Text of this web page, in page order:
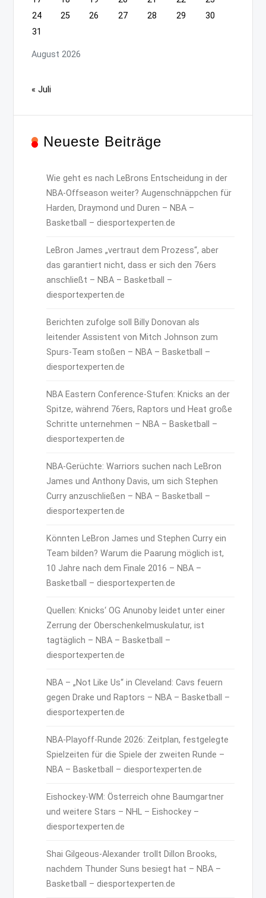
August 2026
24
25 26 27 28 29
30
31
« Juli
Neueste Beiträge
Wie geht es nach LeBrons Entscheidung in der
NBA-Offseason weiter? Augenschnäppchen für
Harden, Draymond und Duren – NBA –
Basketball – diesportexperten.de
LeBron James „vertraut dem Prozess“, aber
das garantiert nicht, dass er sich den 76ers
anschließt – NBA – Basketball –
diesportexperten.de
Berichten zufolge soll Billy Donovan als
leitender Assistent von Mitch Johnson zum
Spurs-Team stoßen – NBA – Basketball –
diesportexperten.de
NBA Eastern Conference-Stufen: Knicks an der
Spitze, während 76ers, Raptors und Heat große
Schritte unternehmen – NBA – Basketball –
diesportexperten.de
NBA-Gerüchte: Warriors suchen nach LeBron
James und Anthony Davis, um sich Stephen
Curry anzuschließen – NBA – Basketball –
diesportexperten.de
Könnten LeBron James und Stephen Curry ein
Team bilden? Warum die Paarung möglich ist,
10 Jahre nach dem Finale 2016 – NBA –
Basketball – diesportexperten.de
Quellen: Knicks‘ OG Anunoby leidet unter einer
Zerrung der Oberschenkelmuskulatur, ist
tagtäglich – NBA – Basketball –
diesportexperten.de
NBA – „Not Like Us“ in Cleveland: Cavs feuern
gegen Drake und Raptors – NBA – Basketball –
diesportexperten.de
NBA-Playoff-Runde 2026: Zeitplan, festgelegte
Spielzeiten für die Spiele der zweiten Runde –
NBA – Basketball – diesportexperten.de
Eishockey-WM: Österreich ohne Baumgartner
und weitere Stars – NHL – Eishockey –
diesportexperten.de
Shai Gilgeous-Alexander trollt Dillon Brooks,
nachdem Thunder Suns besiegt hat – NBA –
Basketball – diesportexperten.de